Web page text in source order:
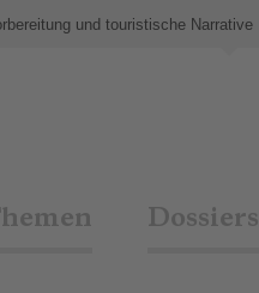
und touristische Narrative
Dossiers